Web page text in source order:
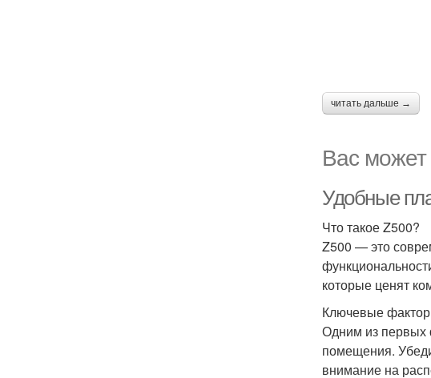
читать дальше →
Вас может
Удобные
Что такое Z500?
Z500 — это
которые ценят
Ключевые
Одним из первых
помещения.
внимание на